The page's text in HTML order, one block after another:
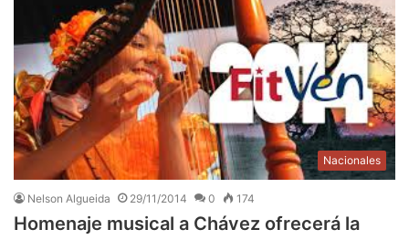
Nacionales
Nelson Algueida 29/11/2014 0 174
Homenaje musical a Chávez ofrecerá la